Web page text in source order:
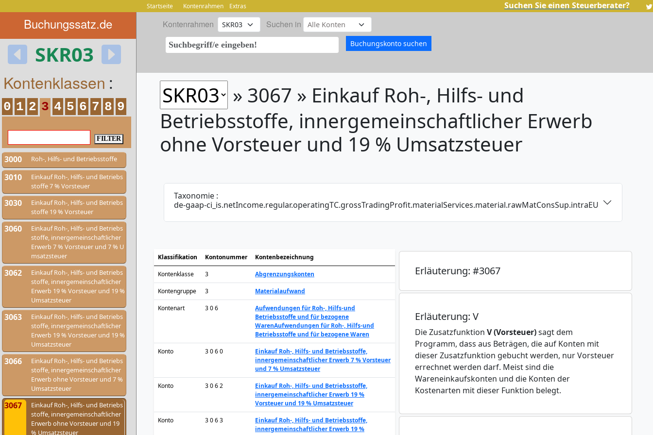
Startseite Kontenrahmen Extras Suchen Sie einen Steuerberater?
Buchungssatz.de
SKR03
Kontenrahmen Suchen in
Kontenklassen :
0 1 2 3 4 5 6 7 8 9
3000 Roh-, Hilfs- und Betriebsstoffe
3010
Einkauf Roh-, Hilfs- und Betriebs
stoffe 7 % Vorsteuer
3030
Einkauf Roh-, Hilfs- und Betriebs
stoffe 19 % Vorsteuer
3060
Einkauf Roh-, Hilfs- und Betriebs
stoffe, innergemeinschaftlicher
Erwerb 7 % Vorsteuer und 7 % U
msatzsteuer
3062
Einkauf Roh-, Hilfs- und Betriebs
stoffe, innergemeinschaftlicher
Erwerb 19 % Vorsteuer und 19 %
Umsatzsteuer
3063
Einkauf Roh-, Hilfs- und Betriebs
stoffe, innergemeinschaftlicher
Erwerb 19 % Vorsteuer und 19 %
Umsatzsteuer
3066
Einkauf Roh-, Hilfs- und Betriebs
stoffe, innergemeinschaftlicher
Erwerb ohne Vorsteuer und 7 %
Umsatzsteuer
3067
Einkauf Roh-, Hilfs- und Betriebs
stoffe, innergemeinschaftlicher
Erwerb ohne Vorsteuer und 19
% Umsatzsteuer
» 3067 » Einkauf Roh-, Hilfs- und
Betriebsstoffe, innergemeinschaftlicher Erwerb
ohne Vorsteuer und 19 % Umsatzsteuer
Taxonomie :
de-gaap-ci_is.netIncome.regular.operatingTC.grossTradingProfit.materialServices.material.rawMatConsSup.intraEU
Klassifikation Kontonummer Kontenbezeichnung
Kontenklasse 3 Abgrenzungskonten
Kontengruppe 3 Materialaufwand
Kontenart 3 0 6
Aufwendungen für Roh-, Hilfs-und
Betriebsstoffe und für bezogene
WarenAufwendungen für Roh-, Hilfs-und
Betriebsstoffe und für bezogene Waren
Konto 3 0 6 0
Einkauf Roh-, Hilfs- und Betriebsstoffe,
innergemeinschaftlicher Erwerb 7 % Vorsteuer
und 7 % Umsatzsteuer
Konto 3 0 6 2
Einkauf Roh-, Hilfs- und Betriebsstoffe,
innergemeinschaftlicher Erwerb 19 %
Vorsteuer und 19 % Umsatzsteuer
Konto 3 0 6 3
Einkauf Roh-, Hilfs- und Betriebsstoffe,
innergemeinschaftlicher Erwerb 19 %
Erläuterung: #3067
Erläuterung: V
Die Zusatzfunktion V (Vorsteuer)sagt dem
Programm, dass aus Beträgen, die auf Konten mit
dieser Zusatzfunktion gebucht werden, nur Vorsteuer
errechnet werden darf. Meist sind die
Wareneinkaufskonten und die Konten der
Kostenarten mit dieser Funktion belegt.